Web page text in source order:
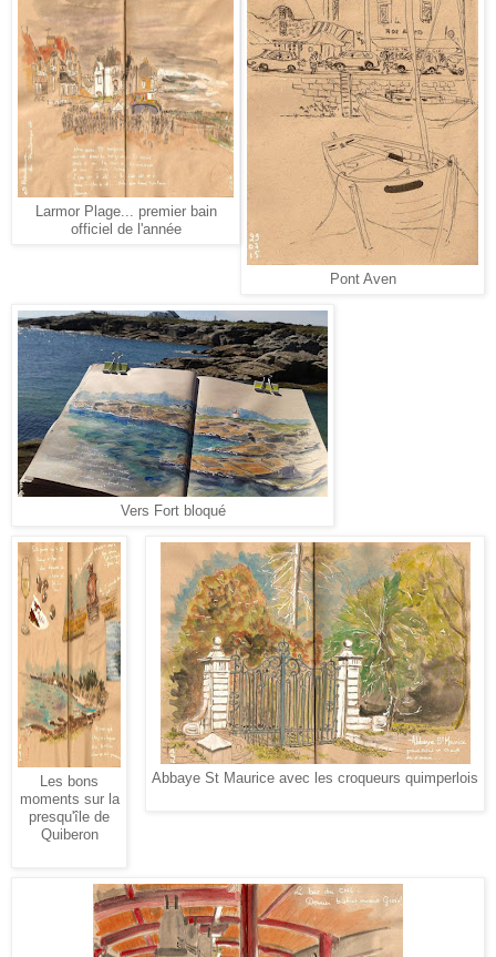
Pont Aven
Vers Fort bloqué
Abbaye St Maurice avec les croqueurs quimperlois
Larmor Plage... premier bain
officiel de l'année
Les bons
moments sur la
presqu'île de
Quiberon